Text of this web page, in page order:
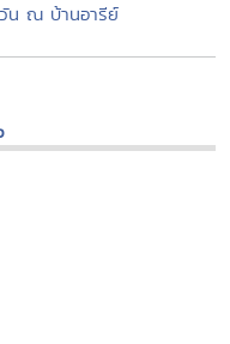
น ณ บ้านอารีย์